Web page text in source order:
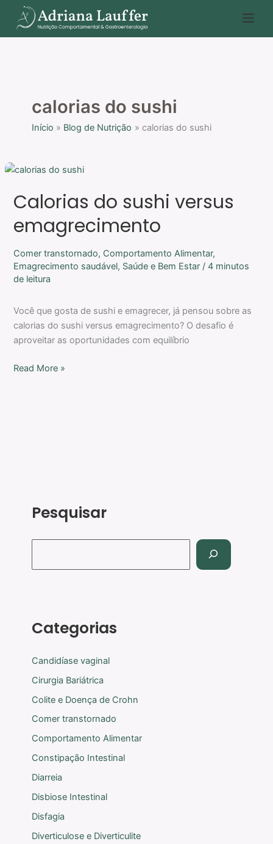
para
o
calorias do sushi
Início Blog de Nutrição calorias do sushi
Calorias do sushi versus
emagrecimento
Comer transtornado, Comportamento Alimentar,
Emagrecimento saudável, Saúde e Bem Estar /4 minutos
de leitura
Você que gosta de sushi e emagrecer, já pensou sobre as
calorias do sushi versus emagrecimento? O desafio é
aproveitar as oportunidades com equilíbrio
Calorias
sushi
emagrecimento
Read More »
Pesquisar
P
e
s
a
Categorias
Candidíase vaginal
Cirurgia Bariátrica
Colite e Doença de Crohn
Comer transtornado
Comportamento Alimentar
Constipação Intestinal
Diarreia
Disbiose Intestinal
Disfagia
Diverticulose e Diverticulite